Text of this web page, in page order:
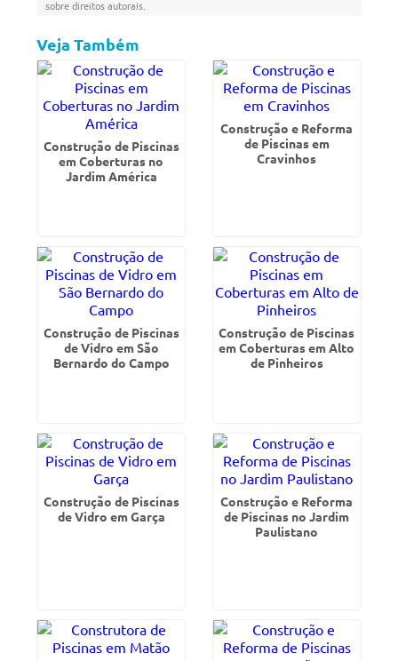
sobre direitos autorais
Veja Também
Construção de Piscinas
em Coberturas no
Jardim América
Construção e Reforma
de Piscinas em
Cravinhos
Construção de Piscinas
de Vidro em São
Bernardo do Campo
Construção de Piscinas
em Coberturas em Alto
de Pinheiros
Construção de Piscinas
de Vidro em Garça
Construção e Reforma
de Piscinas no Jardim
Paulistano